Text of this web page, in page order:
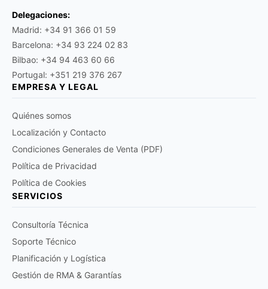
Delegaciones:
Madrid: +34 91 366 01 59
Barcelona: +34 93 224 02 83
Bilbao: +34 94 463 60 66
Portugal: +351 219 376 267
EMPRESA Y LEGAL
Quiénes somos
Localización y Contacto
Condiciones Generales de Venta (PDF)
Política de Privacidad
Política de Cookies
SERVICIOS
Consultoría Técnica
Soporte Técnico
Planificación y Logística
Gestión de RMA & Garantías